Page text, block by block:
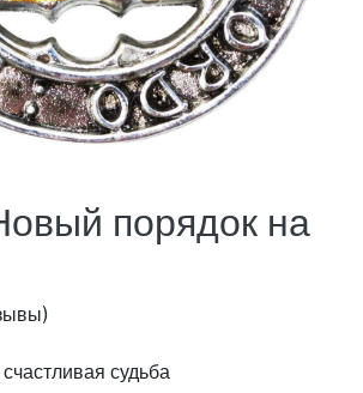
порядок на
судьба